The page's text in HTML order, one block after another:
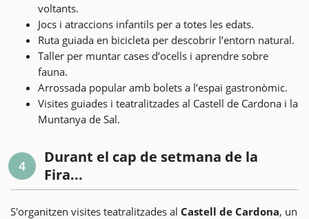
voltants.
Jocs i atraccions infantils per a totes les edats.
Ruta guiada en bicicleta per descobrir l’entorn natural.
Taller per muntar cases d’ocells i aprendre sobre
fauna.
Arrossada popular amb bolets a l’espai gastronòmic.
Visites guiades i teatralitzades al Castell de Cardona i la
Muntanya de Sal.
4
Durant el cap de setmana de la
Fira...
S'organitzen visites teatralitzades al Castell de Cardona, un